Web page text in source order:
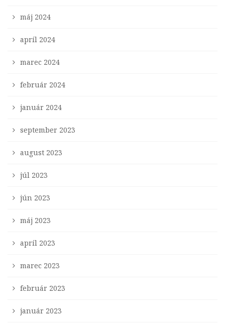
máj 2024
apríl 2024
marec 2024
február 2024
január 2024
september 2023
august 2023
júl 2023
jún 2023
máj 2023
apríl 2023
marec 2023
február 2023
január 2023